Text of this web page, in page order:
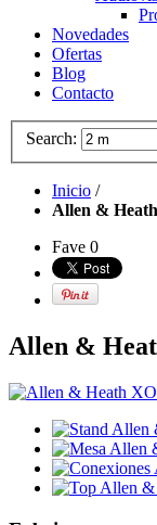
Novedades
Ofertas
Blog
Contacto
Search:
Inicio /
Allen &
Fave 0
Allen &